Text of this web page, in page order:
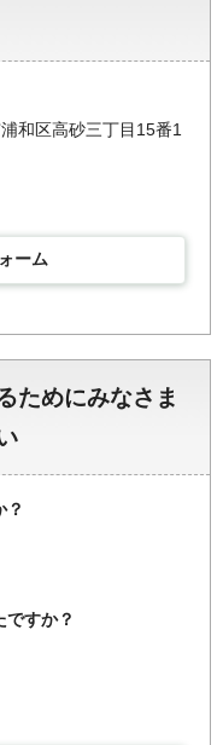
和区高砂三丁目15番1
ーム
ためにみなさま
？
ですか？